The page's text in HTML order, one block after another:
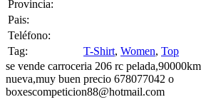
Teléfono:
Tag:
se vende carroceria 206 rc
nueva,muy buen precio 678077042 o
boxescompeticion88@hotmail.com